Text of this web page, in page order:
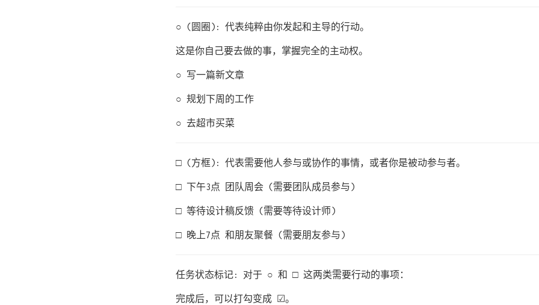
○ (圆圈): 代表纯粹由你发起和主导的行动。
这是你自己要去做的事，掌握完全的主动权。
○ 写一篇新文章
○ 规划下周的工作
○ 去超市买菜
□ (方框): 代表需要他人参与或协作的事情，或者你是被动参与者。
□ 下午3点 团队周会 (需要团队成员参与)
□ 等待设计稿反馈 (需要等待设计师)
□ 晚上7点 和朋友聚餐 (需要朋友参与)
任务状态标记: 对于 ○ 和 □ 这两类需要行动的事项：
完成后，可以打勾变成 ☑。